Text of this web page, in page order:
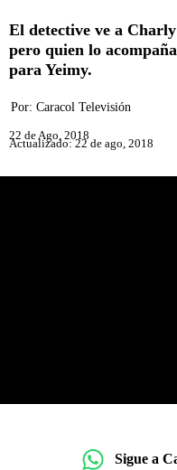
El detective ve a Charly
pero quien lo
para Yeimy.
Por: Caracol Televisión
22 de Ago, 2018
Actualizado: 22 de ago, 2018
Sigue a